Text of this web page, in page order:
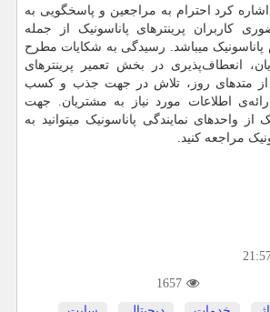
کرد احترام به مراجعین و پاسخگویی به
کاربران پرینترهای پاناسونیک از جمله
میباشد. رسیدگی به شکایات مطرح
انعطاف‌پذیری در بخش تعمیر پرینترهای
از متدهای روز، تلاش در جهت جذب و کسب
اطلاعات مورد نیاز به مشتریان. جهت
واحدهای نمایندگی پاناسونیک میتوانید به
مراجعه کنید.
1657